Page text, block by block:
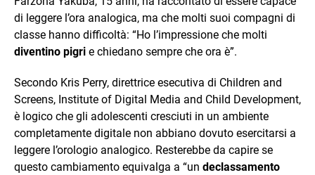
di leggere l’ora analogica, ma che molti suoi compagni di
classe hanno difficoltà: “Ho l’impressione che molti
diventino pigri e chiedano sempre che ora è”.
Secondo Kris Perry, direttrice esecutiva di Children and
Screens, Institute of Digital Media and Child Development,
è logico che gli adolescenti cresciuti in un ambiente
completamente digitale non abbiano dovuto esercitarsi a
leggere l’orologio analogico. Resterebbe da capire se
questo cambiamento equivalga a “un declassamento